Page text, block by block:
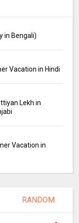
in Bengali)
Vacation in Hindi
Lekh in
Vacation in
RANDOM